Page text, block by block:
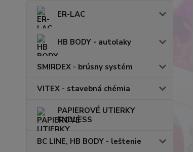
ER-LAC
HB BODY - autolaky
SMIRDEX - brúsny systém
VITEX - stavebná chémia
PAPIEROVÉ UTIERKY
ENDLESS
BC LINE, HB BODY - leštenie